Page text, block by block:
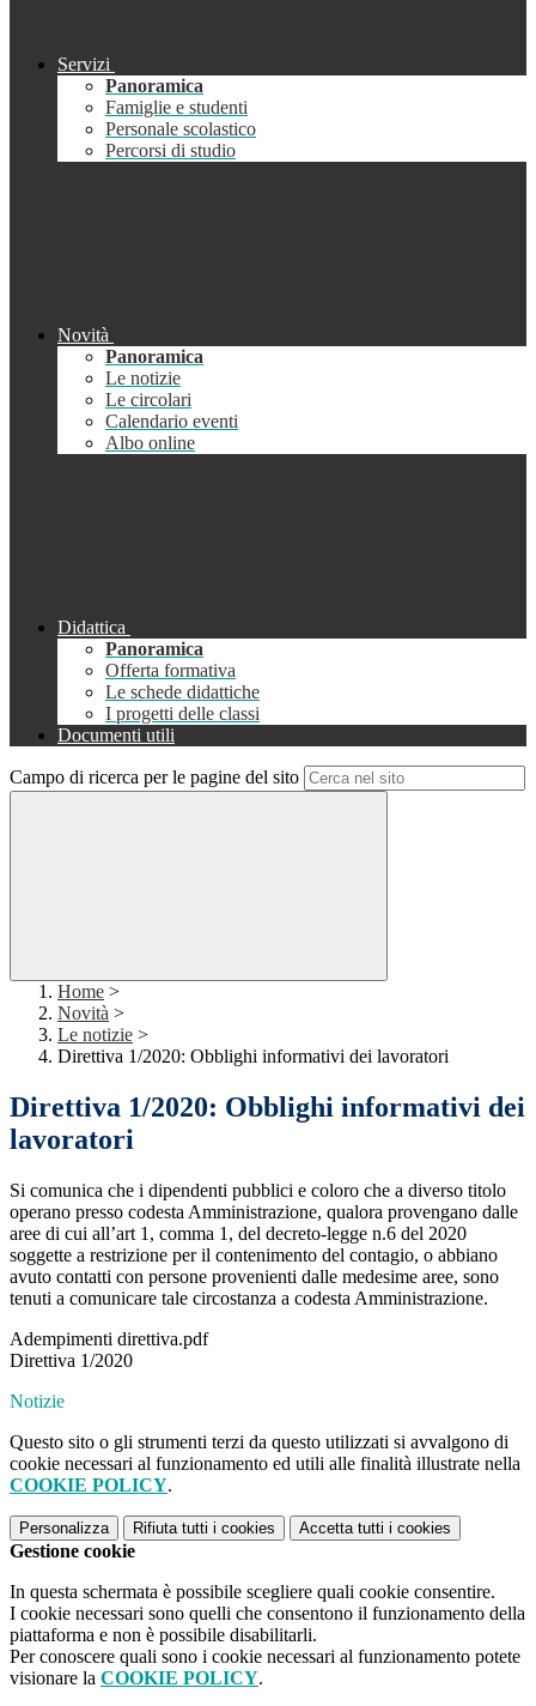
Servizi
Panoramica
Famiglie e studenti
Personale scolastico
Percorsi di studio
Novità
Panoramica
Le notizie
Le circolari
Calendario eventi
Albo online
Didattica
Panoramica
Offerta formativa
Le schede didattiche
I progetti delle classi
Documenti utili
Campo di ricerca per le pagine del sito
Home >
Novità >
Le notizie >
Direttiva 1/2020: Obblighi informativi dei lavoratori
Direttiva 1/2020: Obblighi informativi dei
lavoratori
Si comunica che i dipendenti pubblici e coloro che a diverso titolo
operano presso codesta Amministrazione, qualora provengano dalle
aree di cui all’art 1, comma 1, del decreto-legge n.6 del 2020
soggette a restrizione per il contenimento del contagio, o abbiano
avuto contatti con persone provenienti dalle medesime aree, sono
tenuti a comunicare tale circostanza a codesta Amministrazione.
Adempimenti direttiva.pdf
Direttiva 1/2020
Notizie
Questo sito o gli strumenti terzi da questo utilizzati si avvalgono di
cookie necessari al funzionamento ed utili alle finalità illustrate nella
COOKIE POLICY.
Personalizza Rifiuta tutti i cookies Accetta tutti i cookies
Gestione cookie
In questa schermata è possibile scegliere quali cookie consentire.
I cookie necessari sono quelli che consentono il funzionamento della
piattaforma e non è possibile disabilitarli.
Per conoscere quali sono i cookie necessari al funzionamento potete
visionare la COOKIE POLICY.